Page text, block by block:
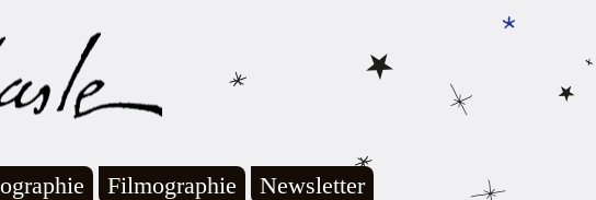
Filmographie Newsletter